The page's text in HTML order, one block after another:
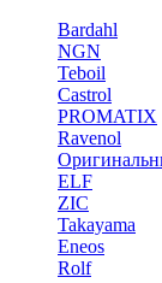
Bardahl
NGN
Teboil
Castrol
PROMATIX
Ravenol
ELF
ZIC
Takayama
Eneos
Rolf